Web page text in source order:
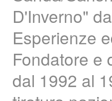
D'Inverno"
Esperienze
Fondatore e
dal 1992 al